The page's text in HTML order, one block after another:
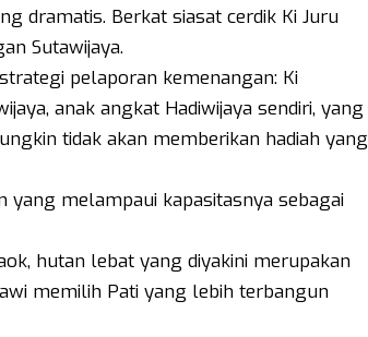
dramatis. Berkat siasat cerdik Ki Juru
Sutawijaya.
pelaporan kemenangan: Ki
anak angkat Hadiwijaya sendiri, yang
tidak akan memberikan hadiah yang
yang melampaui kapasitasnya sebagai
hutan lebat yang diyakini merupakan
memilih Pati yang lebih terbangun